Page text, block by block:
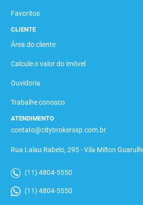
Favoritos
CLIENTE
Área do cliente
Calcule o valor do imóvel
Ouvidoria
Trabalhe conosco
ATENDIMENTO
contato@citybrokerssp.com.br
Rua Lalau Rabelo, 295 - Vila Milton
(11) 4804-5550
(11) 4804-5550